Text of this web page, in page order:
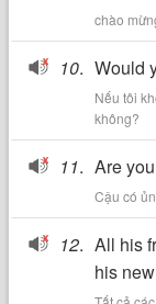
chào
10. Would
Nếu tôi
không?
11. Are
Cậu có
12. All his
his